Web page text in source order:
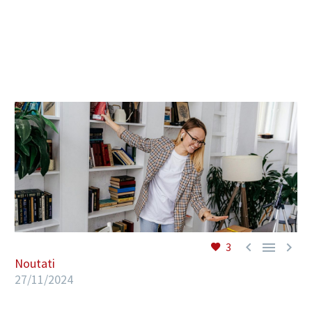
3   
Noutati
27/11/2024